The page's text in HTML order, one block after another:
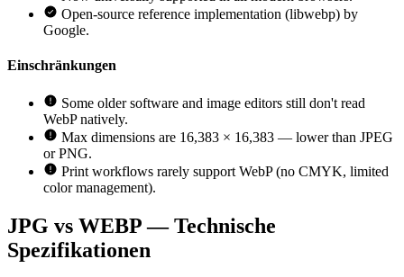
Open-source reference implementation (libwebp) by
Google.
Einschränkungen
Some older software and image editors still don't read
WebP natively.
Max dimensions are 16,383 × 16,383 — lower than JPEG
or PNG.
Print workflows rarely support WebP (no CMYK, limited
color management).
JPG vs WEBP — Technische
Spezifikationen